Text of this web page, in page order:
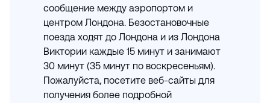
сообщение между аэропортом и
центром Лондона. Безостановочные
поезда ходят до Лондона и из Лондона
Виктории каждые 15 минут и занимают
30 минут (35 минут по воскресеньям).
Пожалуйста, посетите веб-сайты для
получения более подробной